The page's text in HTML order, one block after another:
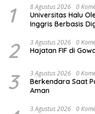
1 8 Agustus 2026 0
Universitas Halu
Inggris Berbasis
2 3 Agustus 2026 0
Hajatan FIF di
3 3 Agustus 2026 0
Berkendara Saat
Aman
3 Agustus 2026 0